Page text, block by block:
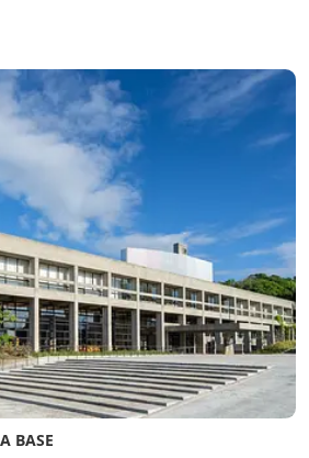
がいくつかあります。壁紙からトイレッ
者に関連したデザインモチーフがあしら
城や伊賀流忍者博物館から徒歩わずか10
BASE